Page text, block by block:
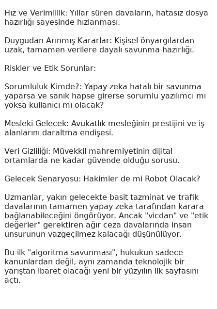
Hız ve Verimlilik: Yıllar süren davaların, hatasız dosya
hazırlığı sayesinde hızlanması.
Duygudan Arınmış Kararlar: Kişisel önyargılardan
uzak, tamamen verilere dayalı savunma hazırlığı.
Riskler ve Etik Sorunlar:
Sorumluluk Kimde?: Yapay zeka hatalı bir savunma
yaparsa ve sanık hapse girerse sorumlu yazılımcı mı
yoksa kullanıcı mı olacak?
Mesleki Gelecek: Avukatlık mesleğinin prestijini ve iş
alanlarını daraltma endişesi.
Veri Gizliliği: Müvekkil mahremiyetinin dijital
ortamlarda ne kadar güvende olduğu sorusu.
Gelecek Senaryosu: Hakimler de mi Robot Olacak?
Uzmanlar, yakın gelecekte basit tazminat ve trafik
davalarının tamamen yapay zeka tarafından karara
bağlanabileceğini öngörüyor. Ancak "vicdan" ve "etik
değerler" gerektiren ağır ceza davalarında insan
unsurunun vazgeçilmez kalacağı düşünülüyor.
Bu ilk "algoritma savunması", hukukun sadece
kanunlardan değil, aynı zamanda teknolojik bir
yarıştan ibaret olacağı yeni bir yüzyılın ilk sayfasını
açtı.